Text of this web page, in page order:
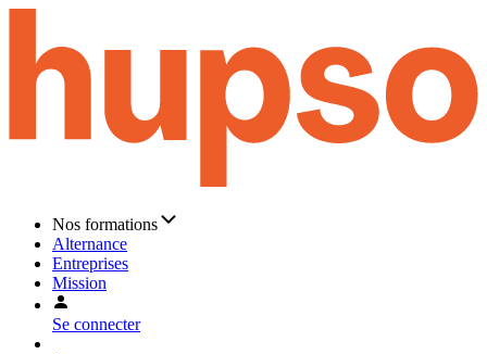
Nos formations
Alternance
Entreprises
Mission
Se connecter